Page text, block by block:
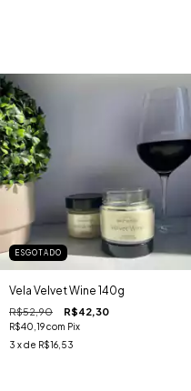
ESGOTADO
Vela Velvet Wine 140g
R$52,90 R$42,30
R$40,19com Pix
3 x de R$16,53